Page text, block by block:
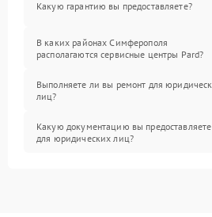
Какую гарантию вы предоставляете?
В каких районах Симферополя
располагаются сервисные центры Pard?
Выполняете ли вы ремонт для
лиц?
Какую документацию вы предоставляете
для юридических лиц?